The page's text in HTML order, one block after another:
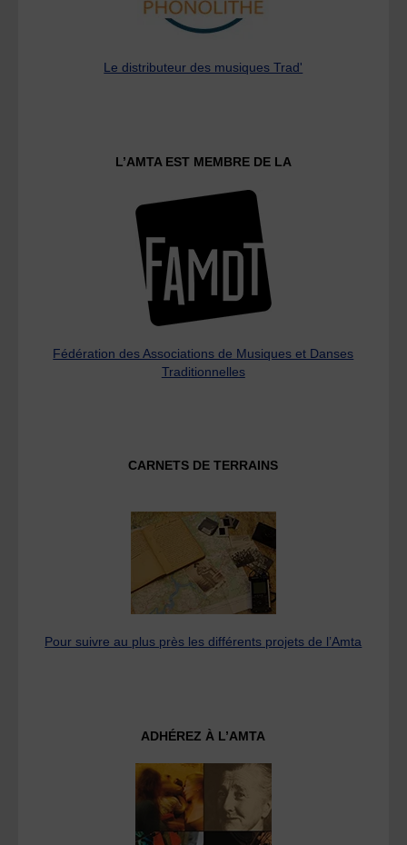
Le distributeur des musiques Trad'
L’AMTA EST MEMBRE DE LA
Fédération des Associations de Musiques et Danses
Traditionnelles
CARNETS DE TERRAINS
Pour suivre au plus près les différents projets de l’Amta
ADHÉREZ À L’AMTA